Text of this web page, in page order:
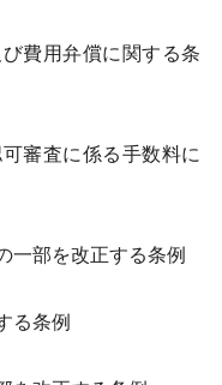
費用弁償に関する条
審査に係る手数料に
一部を改正する条例
る条例